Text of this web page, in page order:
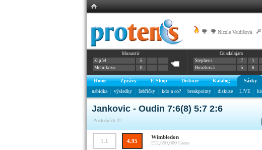
Nicole Vaidišová
Monastir
Zipfel
5
Melnikova
0
Guadalajara
Stephens
7 1
Bouzková
5 6
Home Zprávy E-Shop Diskuze Katalog Sázky
nabídka
výsledky žebříčky kdo a co? breakpointy diskuse L!VE
Jankovic - Oudin 7:6(8) 5:7 2:6
Posledních 32
1.1 4.95
Wimbledon
£12,550,000 Grass